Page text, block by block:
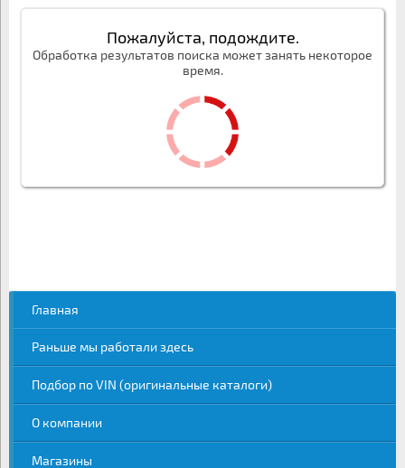
Пожалуйста, подождите.
Обработка результатов поиска может занять некоторое
время.
Главная
Раньше мы работали здесь
Подбор по VIN (оригинальные каталоги)
О компании
Магазины